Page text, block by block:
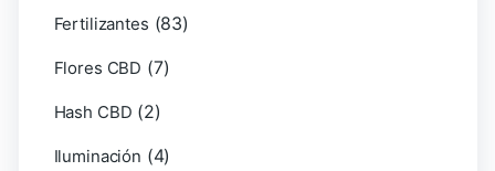
Fertilizantes (83)
Flores CBD (7)
Hash CBD (2)
Iluminación (4)